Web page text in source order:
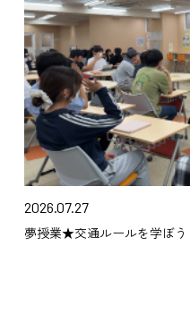
2026.07.27
夢授業★交通ルールを学ぼ